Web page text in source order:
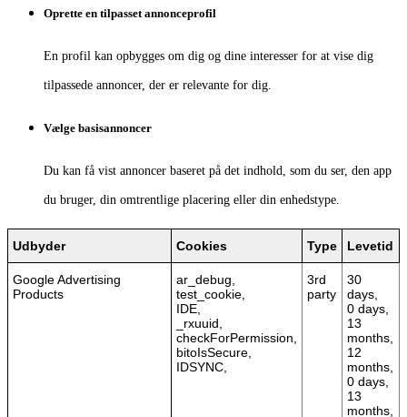
Oprette en tilpasset annonceprofil
En profil kan opbygges om dig og dine interesser for at vise dig
tilpassede annoncer, der er relevante for dig.
Vælge basisannoncer
Du kan få vist annoncer baseret på det indhold, som du ser, den app
du bruger, din omtrentlige placering eller din enhedstype.
Udbyder Cookies Type Levetid
Google Advertising
Products
ar_debug,
test_cookie,
IDE,
_rxuuid,
checkForPermission,
bitoIsSecure,
IDSYNC,
3rd
party
30
days,
0 days,
13
months,
12
months,
0 days,
13
months,